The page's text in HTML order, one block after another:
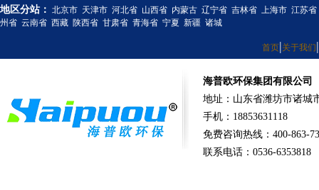
地区分站： 北京市 天津市 河北省 山西省 内蒙古 辽宁省 吉林省 上海市 江苏省
州省 云南省 西藏 陕西省 甘肃省 青海省 宁夏 新疆 诸城
首页|关于我们|
海普欧环保集团有限公司
地址：山东省潍坊市诸城
手机：18853631118
免费咨询热线：400-863-
联系电话：0536-6353818